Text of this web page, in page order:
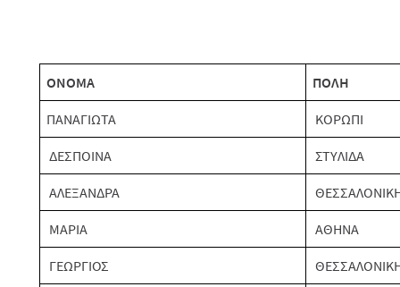
ΟΝΟΜΑ ΠΟΛΗ
ΠΑΝΑΓΙΩΤΑ ΚΟΡΩΠΙ
ΔΕΣΠΟΙΝΑ ΣΤΥΛΙΔΑ
ΑΛΕΞΑΝΔΡΑ
ΜΑΡΙΑ ΑΘΗΝΑ
ΓΕΩΡΓΙΟΣ